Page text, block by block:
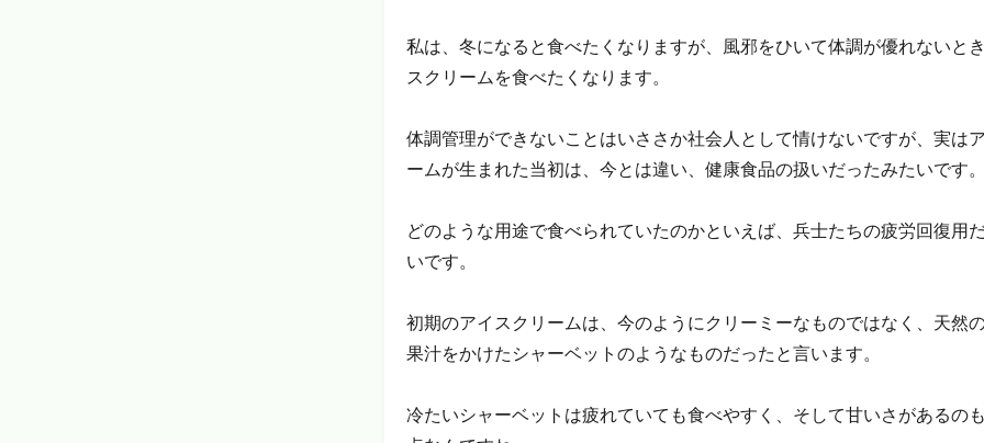
私は、冬になると食べたくなりますが、風邪をひいて体調が優れないと
スクリームを食べたくなります。
体調管理ができないことはいささか社会人として情けないですが、実は
ームが生まれた当初は、今とは違い、健康食品の扱いだったみたいです
どのような用途で食べられていたのかといえば、兵士たちの疲労回復用
いです。
初期のアイスクリームは、今のようにクリーミーなものではなく、天然
果汁をかけたシャーベットのようなものだったと言います。
冷たいシャーベットは疲れていても食べやすく、そして甘いさがあるの